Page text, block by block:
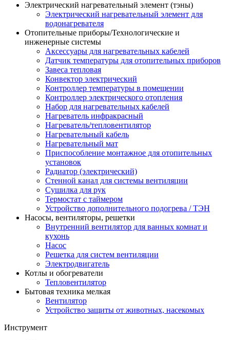
Электрический нагревательный элемент (тэны)
Электрический нагревательный элемент для
водонагревателя
Отопительные приборы/Технологические и
инженерные системы
Аксессуары для нагревательных кабелей
Датчик температуры для отопительных приборов
Завеса тепловая
Конвектор электрический
Контроллер температуры в помещении
Контроллер электрического отопления
Набор для нагревательных кабелей
Нагреватель инфракрасный
Нагреватель/тепловентилятор
Нагревательный кабель
Нагревательный мат
Приспособление монтажное для отопительных
установок
Радиатор (электрический)
Стенной канал для системы вентиляции
Сушилка для рук
Термостат с таймером
Устройство дополнительного подогрева / ТЭН
Насосы, вентиляторы, решетки
Внутренний вентилятор для ванных комнат и
кухонь
Насос
Решетка для систем вентиляции
Электродвигатель
Котлы и обогреватели
Тепловентилятор
Бытовая техника мелкая
Вентилятор
Устройство защиты от животных, насекомых
Инструмент